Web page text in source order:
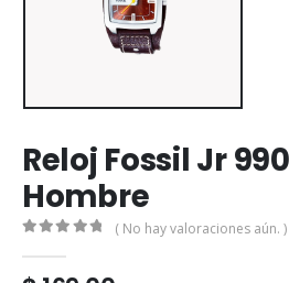
Reloj Fossil Jr
Hombre
( No hay valoraciones aún. )